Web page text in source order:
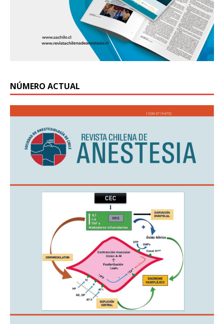
NÚMERO ACTUAL